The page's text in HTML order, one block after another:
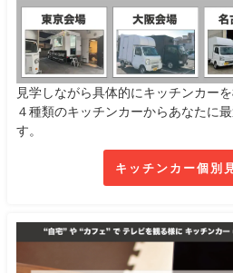
見学しながら具体的にキッチンカー
４種類のキッチンカーからあなたに
す。
キッチンカー個別